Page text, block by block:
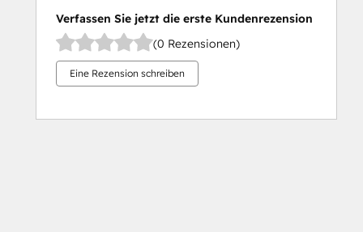
Verfassen Sie jetzt die erste Kundenrezension
(0 Rezensionen)
Eine Rezension schreiben